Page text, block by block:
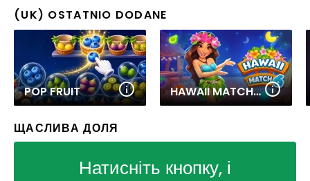
(UK) OSTATNIO DODANE
POP FRUIT HAWAII MATCH 6
ЩАСЛИВА ДОЛЯ
Натисніть кнопку, і